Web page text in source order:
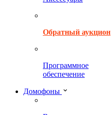
Обратный аукцион
Программное
обеспечение
Домофоны